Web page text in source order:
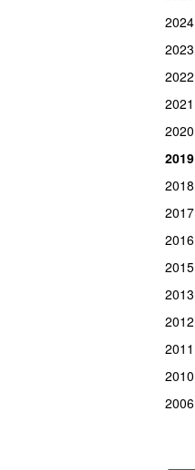
2024
2023
2022
2021
2020
2019
2018
2017
2016
2015
2013
2012
2011
2010
2006